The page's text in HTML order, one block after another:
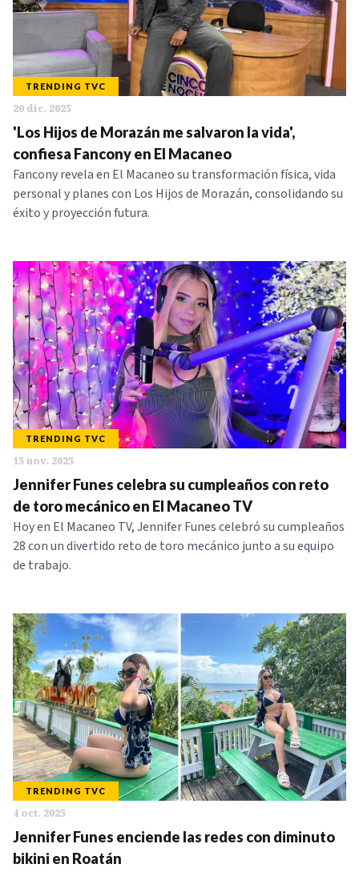
TRENDING TVC
20 dic. 2025
'Los Hijos de Morazán me salvaron la vida',
confiesa Fancony en El Macaneo
Fancony revela en El Macaneo su transformación física, vida
personal y planes con Los Hijos de Morazán, consolidando su
éxito y proyección futura.
TRENDING TVC
15 nov. 2025
Jennifer Funes celebra su cumpleaños con reto
de toro mecánico en El Macaneo TV
Hoy en El Macaneo TV, Jennifer Funes celebró su cumpleaños
28 con un divertido reto de toro mecánico junto a su equipo
de trabajo.
TRENDING TVC
4 oct. 2025
Jennifer Funes enciende las redes con diminuto
bikini en Roatán